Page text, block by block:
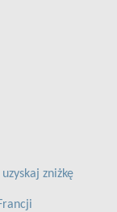
zniżkę